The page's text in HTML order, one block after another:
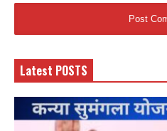
Latest POSTS